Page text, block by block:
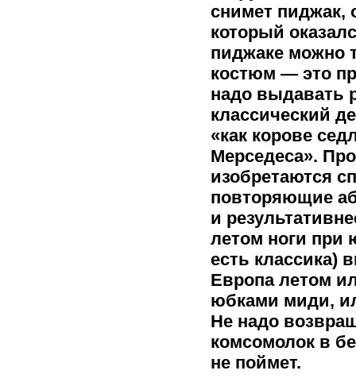
снимет пиджак,
который
пиджаке можно
костюм — это
надо выдавать
классический
«как корове
Мерседеса».
изобретаются
повторяющие
и
летом ноги при
есть классика)
Европа летом
юбками миди,
Не надо
комсомолок в
не поймет.